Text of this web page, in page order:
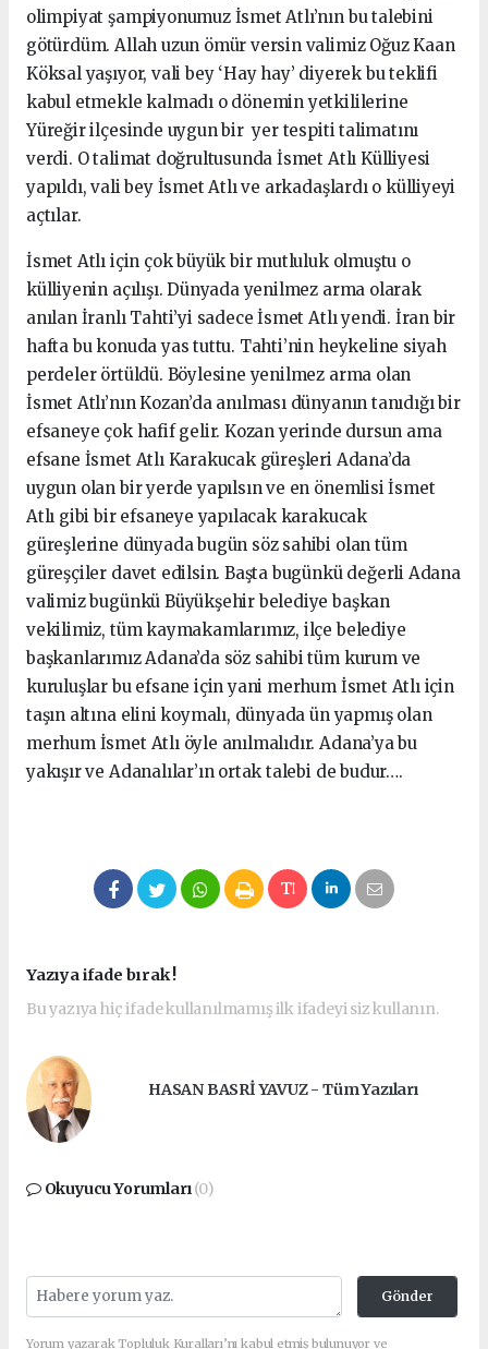
olimpiyat şampiyonumuz İsmet Atlı’nın bu talebini
götürdüm. Allah uzun ömür versin valimiz Oğuz Kaan
Köksal yaşıyor, vali bey ‘Hay hay’ diyerek bu teklifi
kabul etmekle kalmadı o dönemin yetkililerine
Yüreğir ilçesinde uygun bir yer tespiti talimatını
verdi. O talimat doğrultusunda İsmet Atlı Külliyesi
yapıldı, vali bey İsmet Atlı ve arkadaşlardı o külliyeyi
açtılar.
İsmet Atlı için çok büyük bir mutluluk olmuştu o
külliyenin açılışı. Dünyada yenilmez arma olarak
anılan İranlı Tahti’yi sadece İsmet Atlı yendi. İran bir
hafta bu konuda yas tuttu. Tahti’nin heykeline siyah
perdeler örtüldü. Böylesine yenilmez arma olan
İsmet Atlı’nın Kozan’da anılması dünyanın tanıdığı bir
efsaneye çok hafif gelir. Kozan yerinde dursun ama
efsane İsmet Atlı Karakucak güreşleri Adana’da
uygun olan bir yerde yapılsın ve en önemlisi İsmet
Atlı gibi bir efsaneye yapılacak karakucak
güreşlerine dünyada bugün söz sahibi olan tüm
güreşçiler davet edilsin. Başta bugünkü değerli Adana
valimiz bugünkü Büyükşehir belediye başkan
vekilimiz, tüm kaymakamlarımız, ilçe belediye
başkanlarımız Adana’da söz sahibi tüm kurum ve
kuruluşlar bu efsane için yani merhum İsmet Atlı için
taşın altına elini koymalı, dünyada ün yapmış olan
merhum İsmet Atlı öyle anılmalıdır. Adana’ya bu
yakışır ve Adanalılar’ın ortak talebi de budur….
Yazıya ifade bırak !
Bu yazıya hiç ifade kullanılmamış ilk ifadeyi siz kullanın.
HASAN BASRİ YAVUZ - Tüm Yazıları
Okuyucu Yorumları(0)
Gönder
Yorum yazarak Topluluk Kuralları’nı kabul etmiş bulunuyor ve